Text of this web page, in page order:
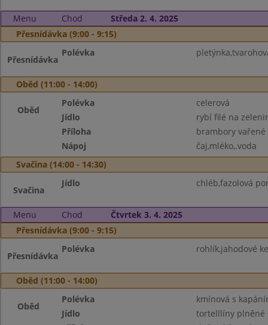
Menu Chod
Středa 2. 4. 2025
Přesnídávka (9:00 - 9:15)
Přesnídávka
Polévka
Oběd (11:00 - 14:00)
Oběd
Polévka
celerová
Jídlo
rybí filé na
Příloha
brambory vařené
Nápoj
čaj,mléko,.voda
Svačina (14:00 - 14:30)
Svačina
Jídlo chléb,fazolová
Menu Chod
Čtvrtek 3. 4. 2025
Přesnídávka (9:00 - 9:15)
Přesnídávka
Polévka rohlík,jahodové
Oběd (11:00 - 14:00)
Oběd
Polévka
kmínová s
Jídlo
tortelllíny plněné